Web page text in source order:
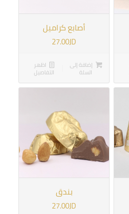
أصابع كراميل
27.00JD
إضافة إلى
السلة
اظهر
التفاصيل
بندق
27.00JD